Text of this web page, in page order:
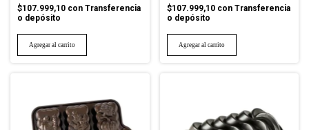
$107.999,10 con Transferencia
o depósito
$107.999,10 con Transferencia
o depósito